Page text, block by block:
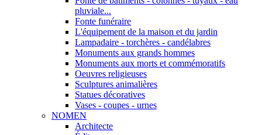
pluviale...
Fonte funéraire
L'équipement de la maison et du jardin
Lampadaire - torchères - candélabres
Monuments aux grands hommes
Monuments aux morts et commémoratifs
Oeuvres religieuses
Sculptures animalières
Statues décoratives
Vases - coupes - urnes
NOMEN
Architecte